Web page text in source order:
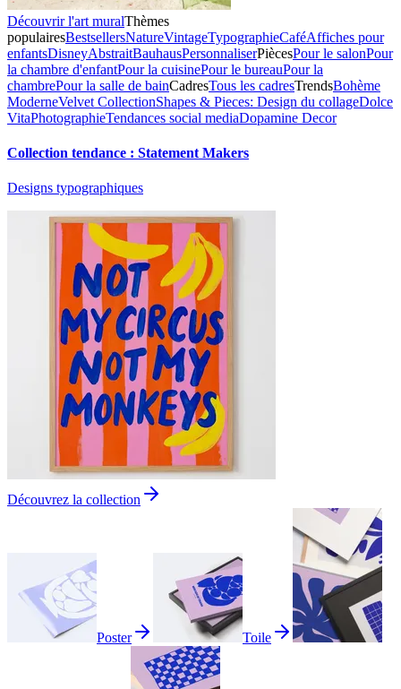
Découvrir l'art muralThèmes
populairesBestsellersNatureVintageTypographieCaféAffiches pour
enfantsDisneyAbstraitBauhausPersonnaliserPiècesPour le salonPour
la chambre d'enfantPour la cuisinePour le bureauPour la
chambrePour la salle de bainCadresTous les cadresTrendsBohème
ModerneVelvet CollectionShapes & Pieces: Design du collageDolce
VitaPhotographieTendances social mediaDopamine Decor
Collection tendance : Statement Makers
Designs typographiques
Découvrez la collection
Poster Toile